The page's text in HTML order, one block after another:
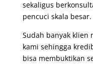
sekaligus
pencuci skala besar.
Sudah banyak klien
kami sehingga
bisa membuktikan